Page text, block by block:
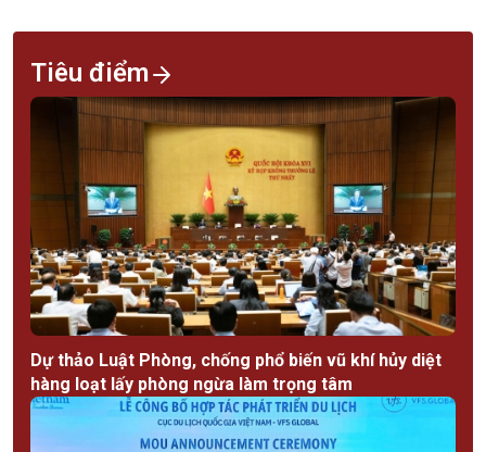
Tiêu điểm
Dự thảo Luật Phòng, chống phổ biến vũ khí hủy diệt
hàng loạt lấy phòng ngừa làm trọng tâm